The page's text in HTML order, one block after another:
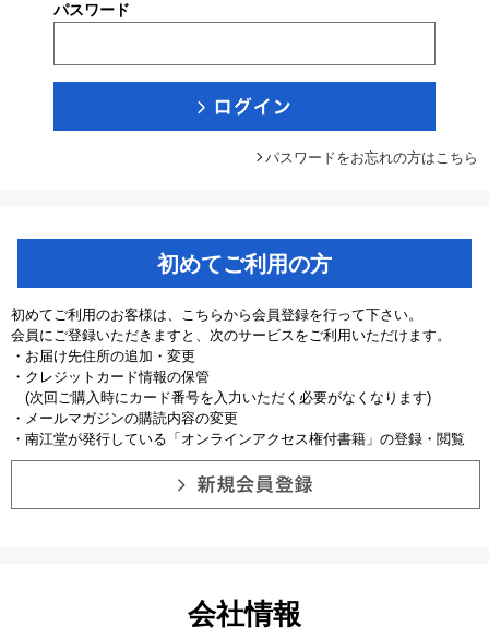
パスワード
パスワードをお忘れの方はこちら
初めてご利用の方
初めてご利用のお客様は、こちらから会員登録を行って下さい。
会員にご登録いただきますと、次のサービスをご利用いただけます。
・お届け先住所の追加・変更
・クレジットカード情報の保管
(次回ご購入時にカード番号を入力いただく必要がなくなります)
・メールマガジンの購読内容の変更
・南江堂が発行している「オンラインアクセス権付書籍」の登録・閲覧
会社情報